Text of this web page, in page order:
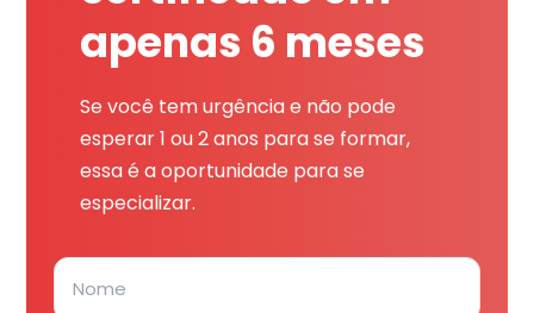
apenas 6 meses
Se você tem urgência e não pode
esperar 1 ou 2 anos para se formar,
essa é a oportunidade para se
especializar.